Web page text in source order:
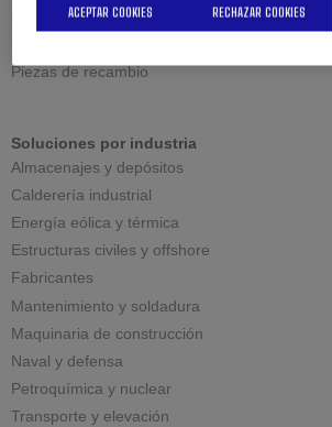
Repuestos
Piezas de recambio
Soluciones por industria
Almacenajes y depósitos
Calderería industrial
Energía eólica y térmica
Estructuras civiles y offshore
Fabricantes
Mantenimiento y soldadura
Maquinaria de construcción
Naval y defensa
Petroquímica y nuclear
Transporte y elevación
RECHAZAR COOKIES
ACEPTAR COOKIES